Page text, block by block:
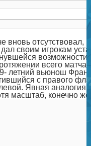
отсутствовал,
своим игрокам
возможности.
всего
летний вьюнош
с правого
Явная
масштаб, конечно